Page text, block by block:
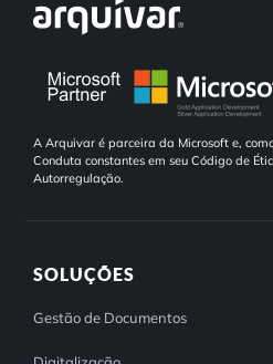
A Arquivar é parceira da Microsoft e,
Conduta constantes em seu Código de
Autorregulação.
SOLUÇÕES
Gestão de Documentos